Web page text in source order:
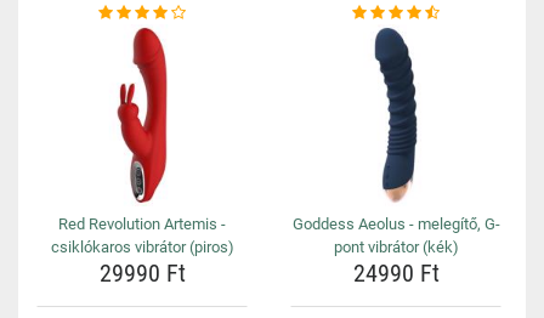
Red Revolution Artemis -
csiklókaros vibrátor (piros)
29990 Ft
Goddess Aeolus - melegítő, G-
pont vibrátor (kék)
24990 Ft